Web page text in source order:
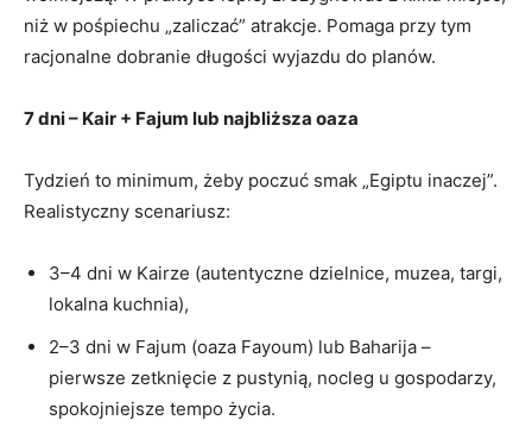
niż w pośpiechu „zaliczać” atrakcje. Pomaga przy tym
racjonalne dobranie długości wyjazdu do planów.
7 dni – Kair + Fajum lub najbliższa oaza
Tydzień to minimum, żeby poczuć smak „Egiptu inaczej”.
Realistyczny scenariusz:
3–4 dni w Kairze (autentyczne dzielnice, muzea, targi,
lokalna kuchnia),
2–3 dni w Fajum (oaza Fayoum) lub Baharija –
pierwsze zetknięcie z pustynią, nocleg u gospodarzy,
spokojniejsze tempo życia.